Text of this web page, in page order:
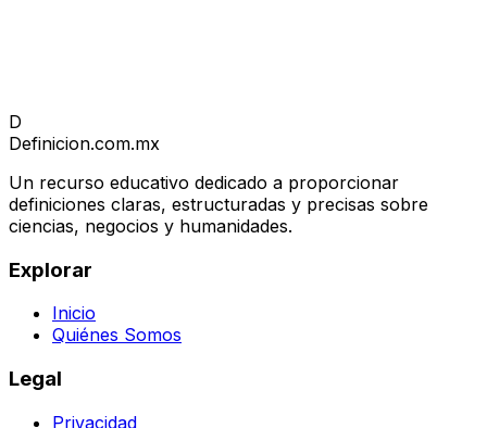
D
Definicion.com.mx
Un recurso educativo dedicado a proporcionar
definiciones claras, estructuradas y precisas sobre
ciencias, negocios y humanidades.
Explorar
Inicio
Quiénes Somos
Legal
Privacidad